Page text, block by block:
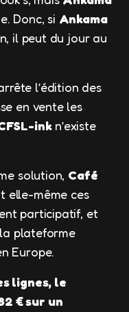
Donc, si Ankama
il peut du jour au
l’édition des
en vente les
inkn’existe
solution, Café
elle-même ces
participatif, et
plateforme
Europe.
lignes, le
€ sur un